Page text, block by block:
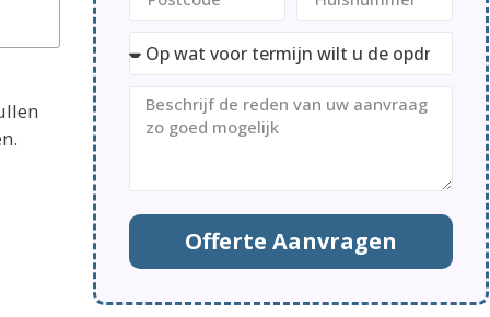
Offerte Aanvragen